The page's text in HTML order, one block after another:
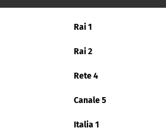
Rai 1
Rai 2
Rete 4
Canale 5
Italia 1